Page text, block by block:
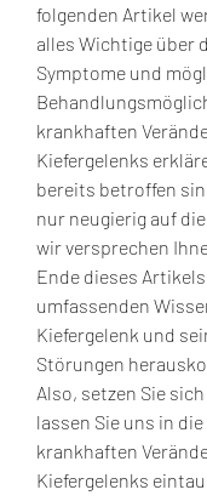
folgenden Artikel
alles Wichtige über
Symptome und
krankhaften
Kiefergelenks
bereits betroffen
nur neugierig auf
wir versprechen
Ende dieses
umfassenden
Kiefergelenk und
Störungen
Also, setzen Sie
lassen Sie uns in
krankhaften
Kiefergelenks